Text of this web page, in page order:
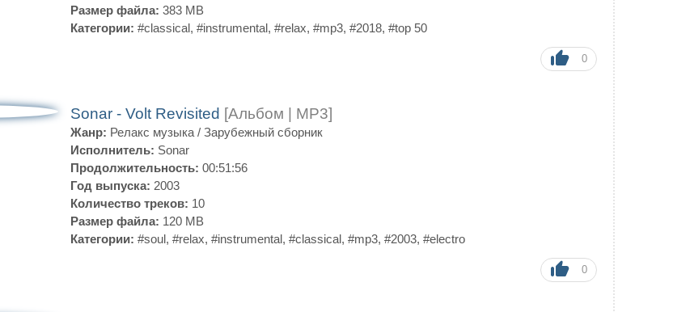
Размер файла: 383 MB
Категории: #classical, #instrumental, #relax, #mp3, #2018, #top 50
0
Sonar - Volt Revisited [Альбом | MP3]
Жанр: Релакс музыка / Зарубежный сборник
Исполнитель: Sonar
Продолжительность: 00:51:56
Год выпуска: 2003
Количество треков: 10
Размер файла: 120 MB
Категории: #soul, #relax, #instrumental, #classical, #mp3, #2003, #electro
0